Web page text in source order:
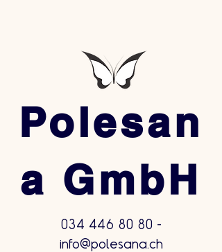
Polesan
a GmbH
034 446 80 80 -
info@polesana.ch